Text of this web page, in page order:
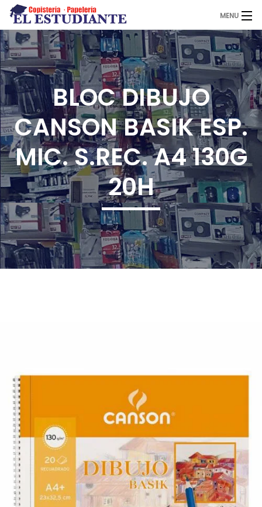
MENU
El Estudiante
Copistería
Papelería
Servicios
Novedades
0,00€
¡Imprimir!
BLOC DIBUJO
CANSON BASIK ESP.
MIC. S.REC. A4 130G
20H